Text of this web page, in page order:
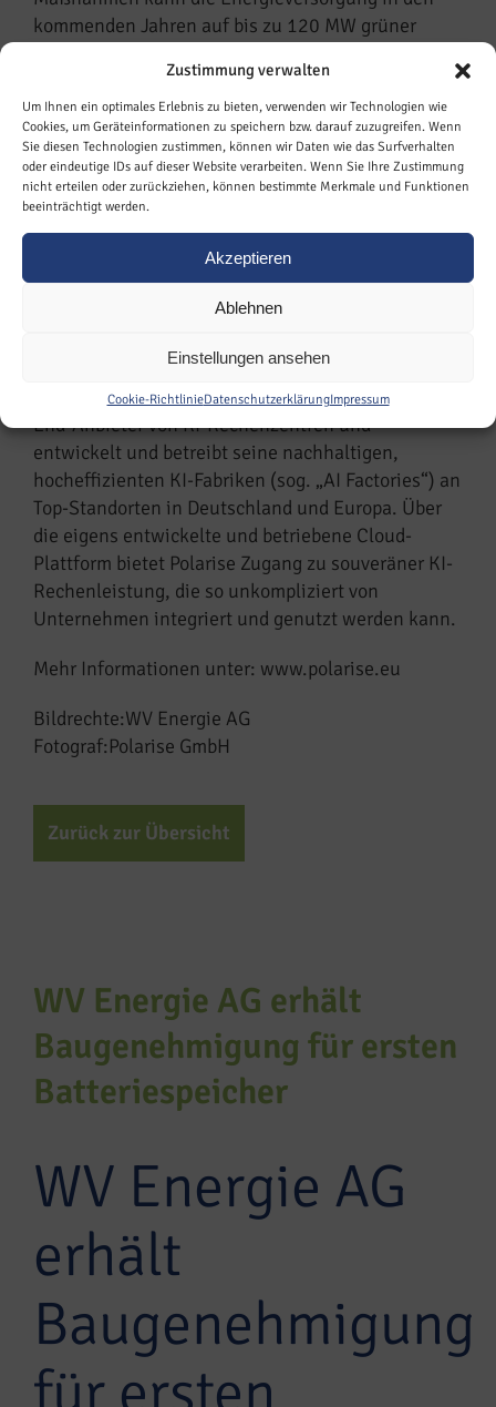
Zustimmung verwalten
Um Ihnen ein optimales Erlebnis zu bieten, verwenden wir Technologien wie
Cookies, um Geräteinformationen zu speichern bzw. darauf zuzugreifen. Wenn
Sie diesen Technologien zustimmen, können wir Daten wie das Surfverhalten
oder eindeutige IDs auf dieser Website verarbeiten. Wenn Sie Ihre Zustimmung
nicht erteilen oder zurückziehen, können bestimmte Merkmale und Funktionen
beeinträchtigt werden.
Akzeptieren
Ablehnen
Einstellungen ansehen
Cookie-RichtlinieDatenschutzerklärungImpressum
kommenden Jahren auf bis zu 120 MW grüner
Einsatz von Blockheizkraftwerken.
„Wir bleiben auch mit diesem Projekt konsequent
bei unserer Mission: Wir schaffen die KI-
Infrastruktur, die Deutschland braucht, um beim
Thema KI international wettbewerbsfähig zu
„Das hier ist der nächste Schritt, aber bei weitem
Polarise ist einer der wenigen deutschen End-to-
End-Anbieter von KI-Rechenzentren und
entwickelt und betreibt seine nachhaltigen,
hocheffizienten KI-Fabriken (sog. „AI Factories“) an
Top-Standorten in Deutschland und Europa. Über
die eigens entwickelte und betriebene Cloud-
Plattform bietet Polarise Zugang zu souveräner KI-
Rechenleistung, die so unkompliziert von
Unternehmen integriert und genutzt werden kann.
Mehr Informationen unter: www.polarise.eu
Bildrechte:WV Energie AG
Fotograf:Polarise GmbH
Zurück zur Übersicht
WV Energie AG erhält
Baugenehmigung für ersten
Batteriespeicher
WV Energie AG
erhält
Baugenehmigung